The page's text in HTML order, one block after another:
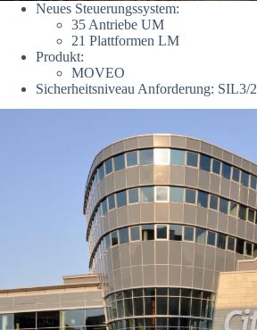
Neues Steuerungssystem:
35 Antriebe UM
21 Plattformen LM
Produkt:
MOVEO
Sicherheitsniveau Anforderung: SIL3/2